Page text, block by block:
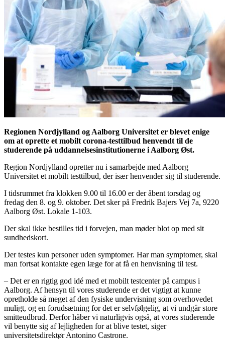
Regionen Nordjylland og Aalborg Universitet er blevet enige
om at oprette et mobilt corona-testtilbud henvendt til de
studerende på uddannelsesinstitutionerne i Aalborg Øst.
Region Nordjylland opretter nu i samarbejde med Aalborg
Universitet et mobilt testtilbud, der især henvender sig til studerende.
I tidsrummet fra klokken 9.00 til 16.00 er der åbent torsdag og
fredag den 8. og 9. oktober. Det sker på Fredrik Bajers Vej 7a, 9220
Aalborg Øst. Lokale 1-103.
Der skal ikke bestilles tid i forvejen, man møder blot op med sit
sundhedskort.
Der testes kun personer uden symptomer. Har man symptomer, skal
man fortsat kontakte egen læge for at få en henvisning til test.
– Det er en rigtig god idé med et mobilt testcenter på campus i
Aalborg. Af hensyn til vores studerende er det vigtigt at kunne
opretholde så meget af den fysiske undervisning som overhovedet
muligt, og en forudsætning for det er selvfølgelig, at vi undgår store
smitteudbrud. Derfor håber vi naturligvis også, at vores studerende
vil benytte sig af lejligheden for at blive testet, siger
universitetsdirektør Antonino Castrone.